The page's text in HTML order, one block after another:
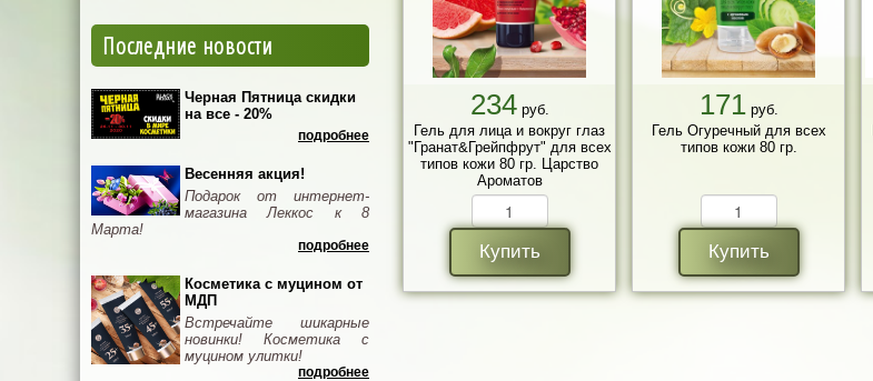
Последние новости
Черная Пятница скидки
на все - 20%
подробнее
Весенняя акция!
Подарок от интернет-
магазина Леккос к 8
Марта!
подробнее
Косметика с муцином от
МДП
Встречайте шикарные
новинки! Косметика с
муцином улитки!
подробнее
234руб.
Гель для лица и вокруг глаз
"Гранат&Грейпфрут" для всех
типов кожи 80 гр. Царство
Ароматов
Купить
171руб.
Гель Огуречный для всех
типов кожи 80 гр.
Купить